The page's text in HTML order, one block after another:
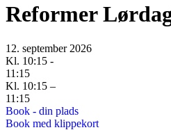
Reformer
12. september 2026
Kl. 10:15 -
11:15
Kl. 10:15 –
11:15
Book - din plads
Book med klippekort